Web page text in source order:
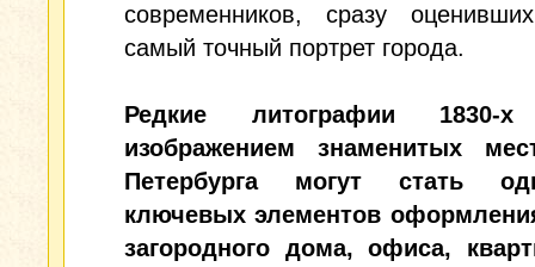
современников, сразу
самый точный портрет города.
Редкие литографии
изображением знаменитых
Петербурга могут стать
ключевых элементов
загородного дома, офиса,